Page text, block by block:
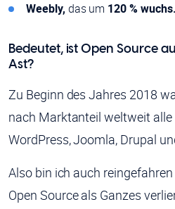
Weebly, das um 120 % wuchs.
Bedeutet, ist Open Source
Ast?
Zu Beginn des Jahres 2018
nach Marktanteil weltweit alle
WordPress, Joomla, Drupal
Also bin ich auch
Open Source als Ganzes